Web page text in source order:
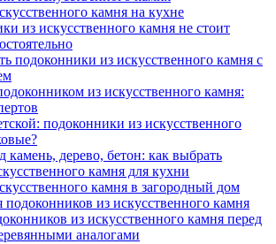
камня на кухне
из искусственного камня не стоит
подоконники из искусственного камня с
из искусственного камня:
подоконники из искусственного
камень, дерево, бетон: как выбрать
камня для кухни
камня в загородный дом
из искусственного камня
из искусственного камня перед
аналогами